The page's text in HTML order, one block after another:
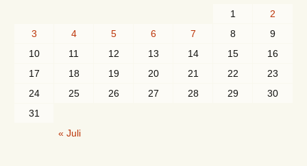
1
2
3
4 5 6 7 8
9
10
11 12 13 14 15
16
17
18 19 20 21 22
23
24
25 26 27 28 29
30
31
« Juli